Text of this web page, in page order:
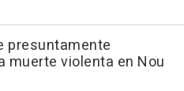
presuntamente
muerte violenta en Nou